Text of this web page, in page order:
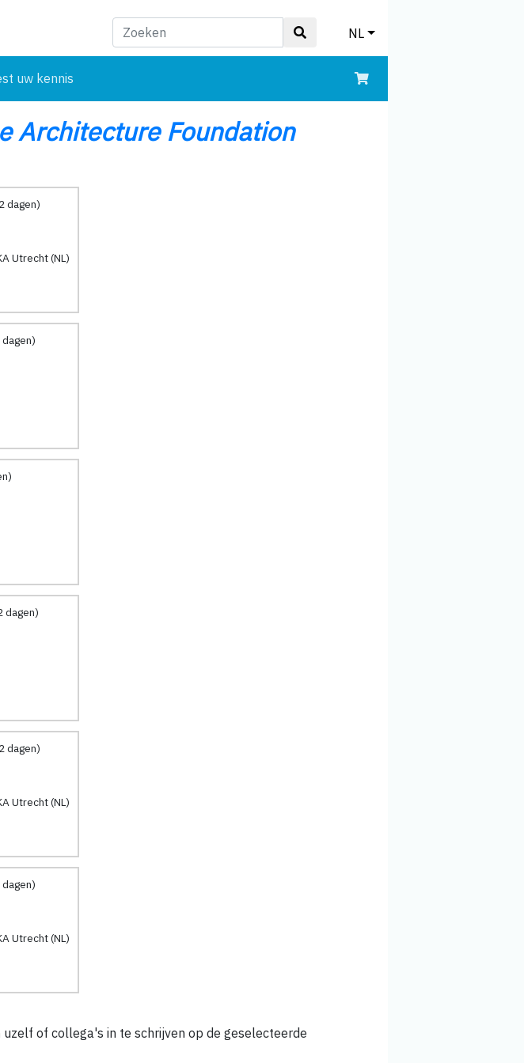
NL
uw kennis
Architecture Foundation
dagen)
Utrecht (NL)
dagen)
dagen)
Utrecht (NL)
Utrecht (NL)
uzelf of collega's in te schrijven op de geselecteerde